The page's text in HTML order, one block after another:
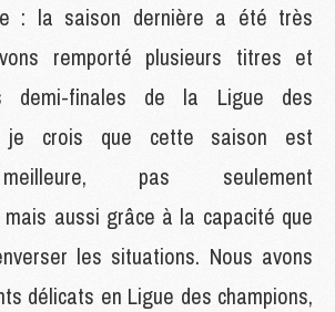
: la saison dernière a été très
remporté plusieurs titres et
demi-finales de la Ligue des
je crois que cette saison est
pas seulement
aussi grâce à la capacité que
les situations. Nous avons
délicats en Ligue des champions,